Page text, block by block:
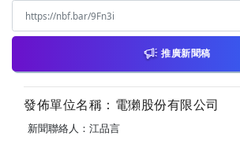
推廣新聞稿
發佈單位名稱：電獺股份有限公司
新聞聯絡人：江品言